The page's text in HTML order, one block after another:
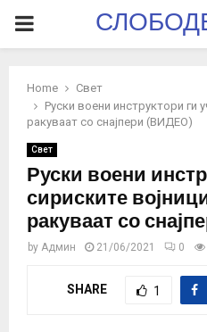
PRIMARY
Home
Свет
Руски воени инструктори ги
ракуваат со снајпери (ВИДЕО)
Свет
Руски воени
сириските
ракуваат со
by Админ 21/06/2021 0
SHARE 1